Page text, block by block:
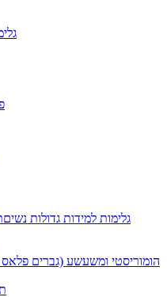
גלימות למידות גדולות נשים
הומוריסטי ומשעשע (גברים פלאס